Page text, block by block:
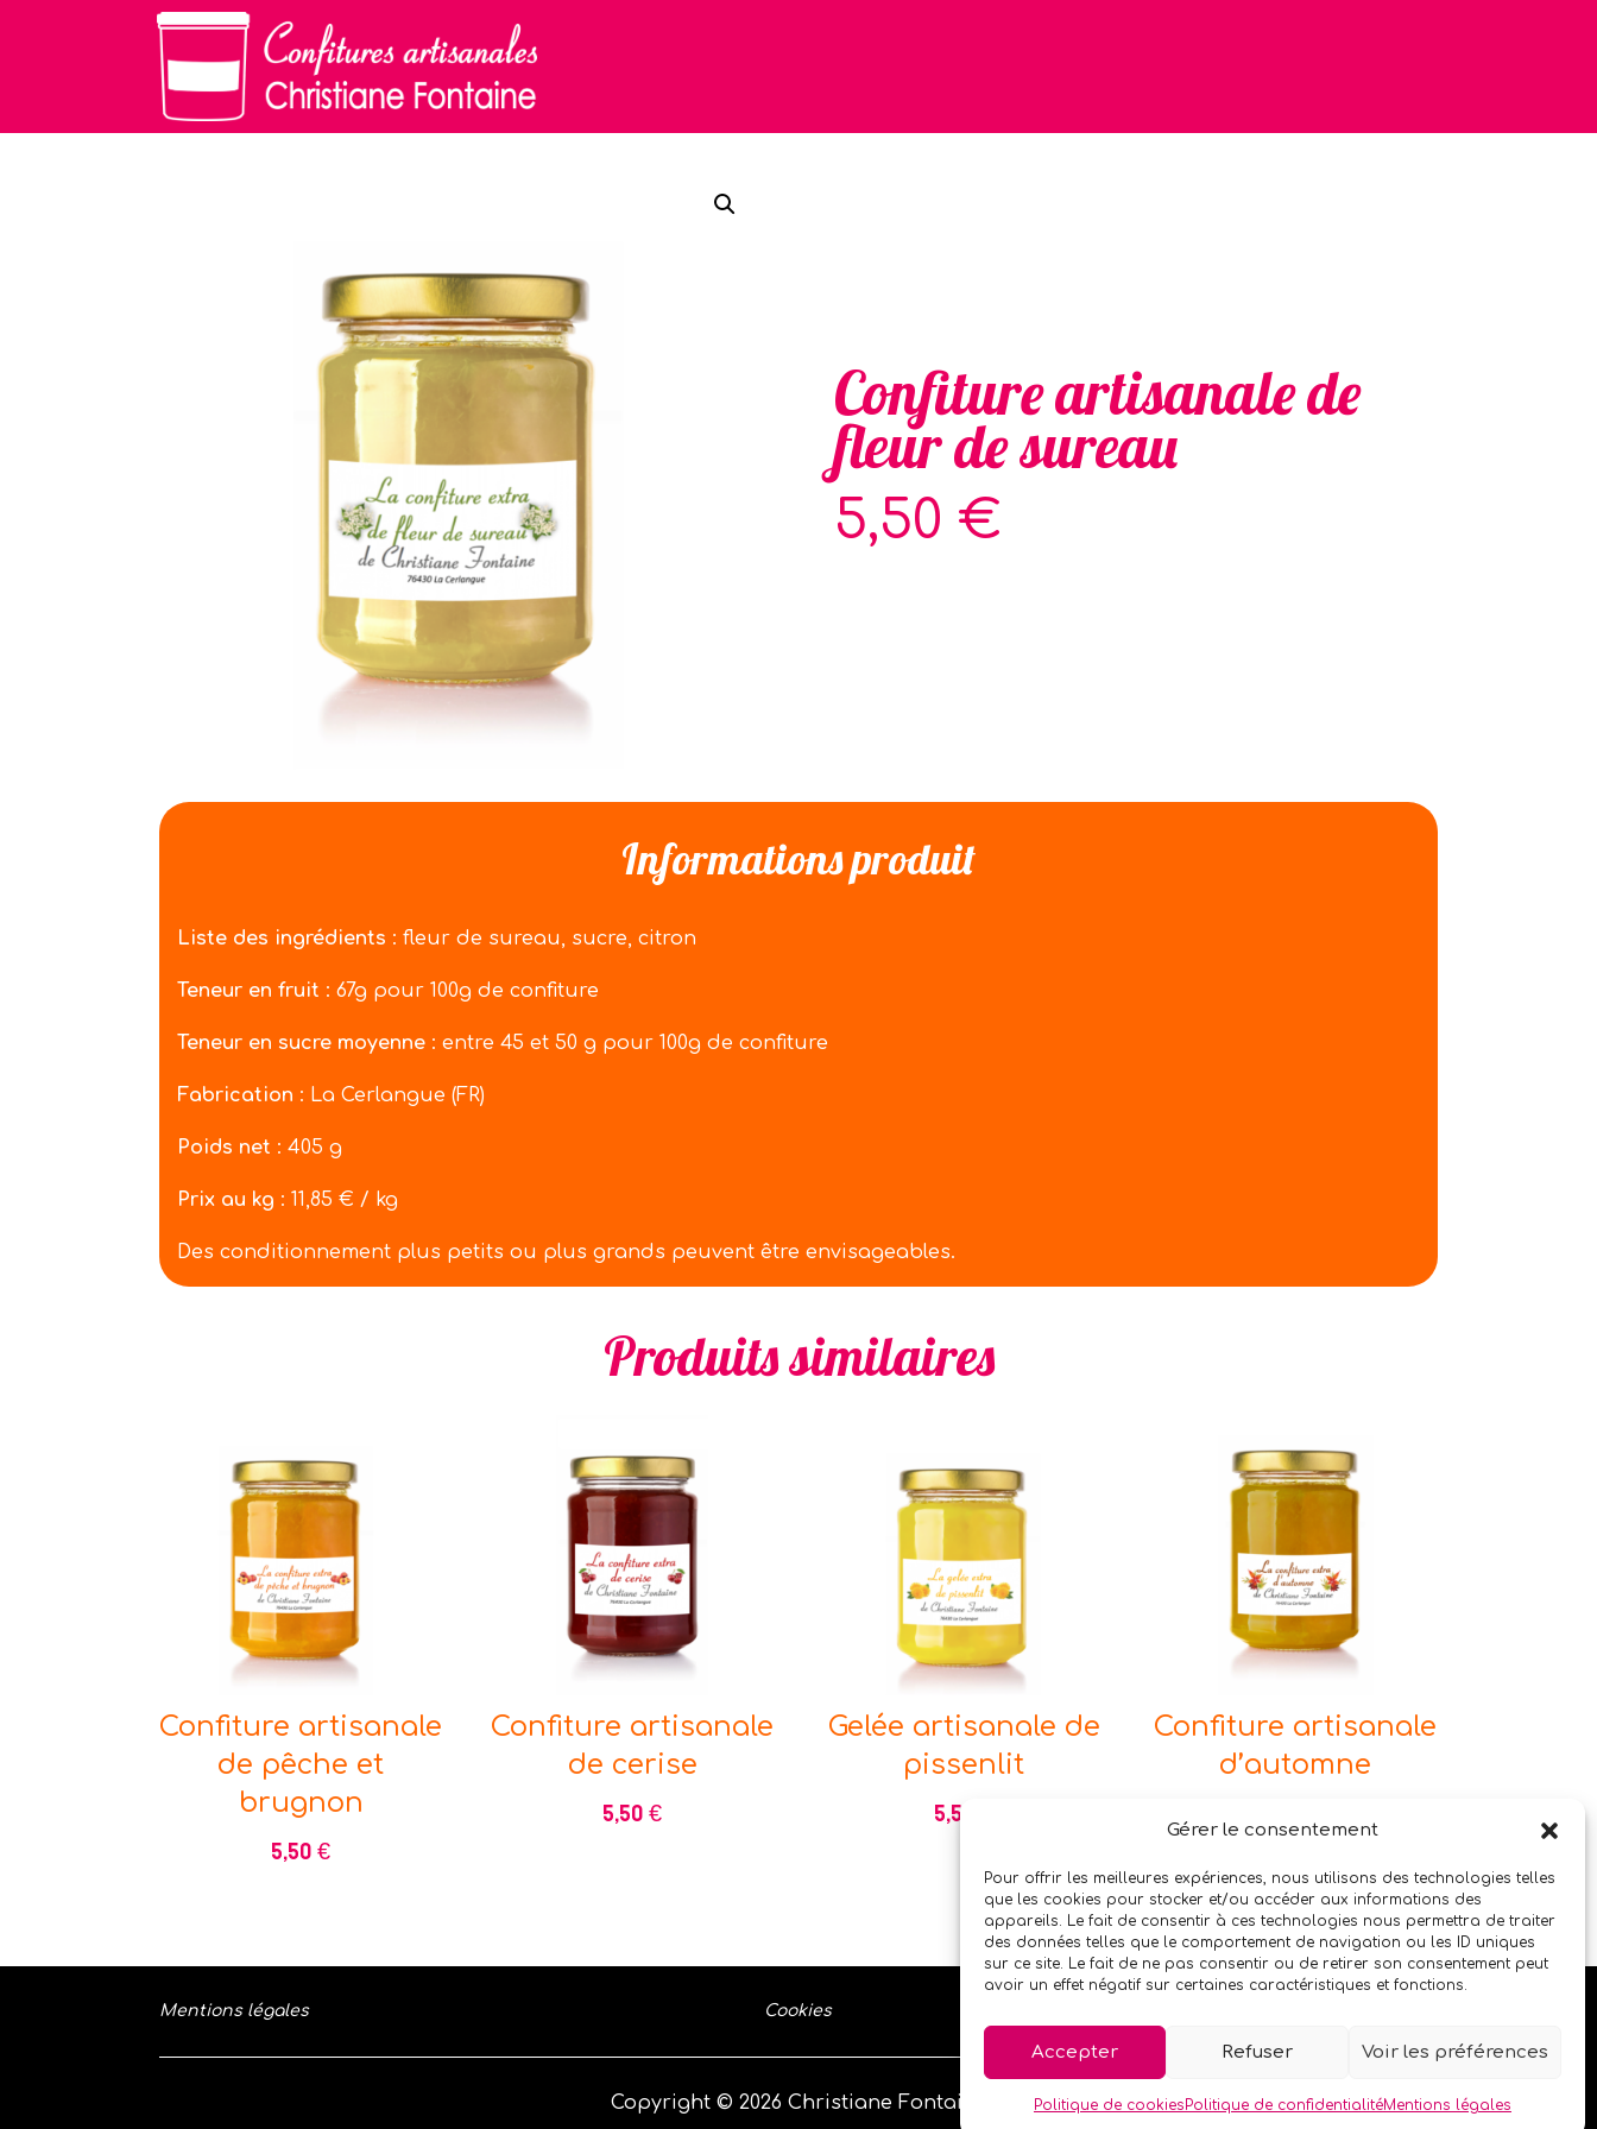
Gérer le consentement
Pour offrir les meilleures expériences, nous utilisons des technologies telles
que les cookies pour stocker et/ou accéder aux informations des
appareils. Le fait de consentir à ces technologies nous permettra de traiter
des données telles que le comportement de navigation ou les ID uniques
sur ce site. Le fait de ne pas consentir ou de retirer son consentement peut
avoir un effet négatif sur certaines caractéristiques et fonctions.
Accepter Refuser Voir les préférences
Politique de cookiesPolitique de confidentialitéMentions légales
Confiture artisanale de
fleur de sureau
5,50 €
Informations produit
Liste des ingrédients : fleur de sureau, sucre, citron
Teneur en fruit : 67g pour 100g de confiture
Teneur en sucre moyenne : entre 45 et 50 g pour 100g de confiture
Fabrication : La Cerlangue (FR)
Poids net : 405 g
Prix au kg : 11,85 € / kg
Des conditionnement plus petits ou plus grands peuvent être envisageables.
Produits similaires
Confiture artisanale
de pêche et
brugnon
5,50€
Confiture artisanale
de cerise
5,50€
Gelée artisanale de
pissenlit
5,50
Confiture artisanale
d’automne
€
Mentions légales Cookies
Copyright © 2026 Christiane Fontaine